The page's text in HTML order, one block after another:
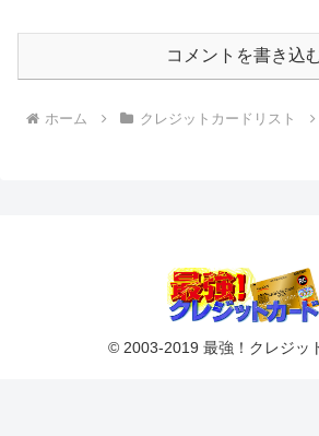
コメントを書き込
ホーム クレジットカードリスト
© 2003-2019 最強！クレジッ